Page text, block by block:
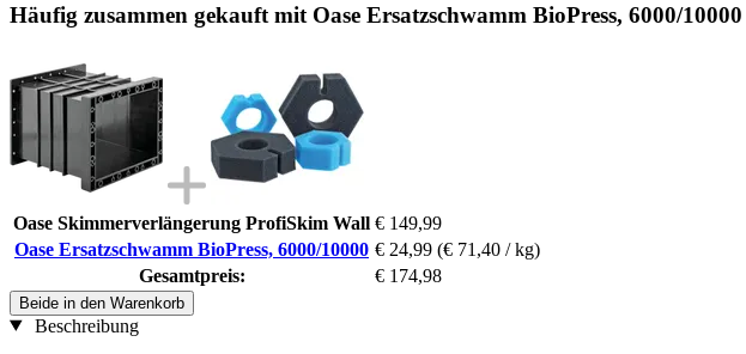
Häufig zusammen gekauft mit Oase Ersatzschwamm BioPress, 6000/10000
Oase Skimmerverlängerung ProfiSkim Wall € 149,99
Oase Ersatzschwamm BioPress, 6000/10000 € 24,99 (€ 71,40 / kg)
Gesamtpreis:
€ 174,98
Beide in den Warenkorb
Beschreibung